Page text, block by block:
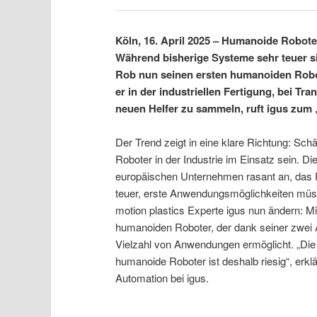
Köln, 16. April 2025 – Humanoide
Während bisherige Systeme sehr teuer
Rob nun seinen ersten humanoiden
er in der industriellen Fertigung, bei
neuen Helfer zu sammeln, ruft igus zum
Der Trend zeigt in eine klare Richtung:
Roboter in der Industrie im Einsatz sein.
europäischen Unternehmen rasant an,
teuer, erste Anwendungsmöglichkeiten
motion plastics Experte igus nun ändern:
humanoiden Roboter, der dank seiner
Vielzahl von Anwendungen ermöglicht.
humanoide Roboter ist deshalb riesig“,
Automation bei igus.